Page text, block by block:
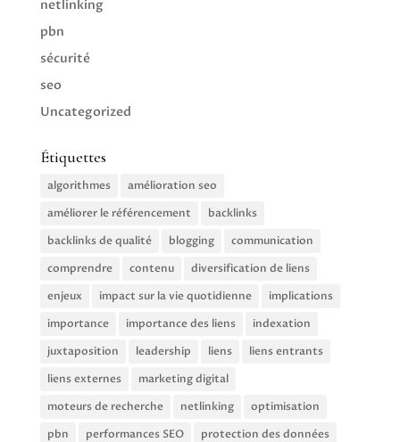
netlinking
pbn
sécurité
seo
Uncategorized
Étiquettes
algorithmes
amélioration seo
améliorer le référencement
backlinks
backlinks de qualité
blogging
communication
comprendre
contenu
diversification de liens
enjeux
impact sur la vie quotidienne
implications
importance
importance des liens
indexation
juxtaposition
leadership liens
liens entrants
liens externes
marketing digital
moteurs de recherche
netlinking
optimisation
pbn
performances SEO
protection des données